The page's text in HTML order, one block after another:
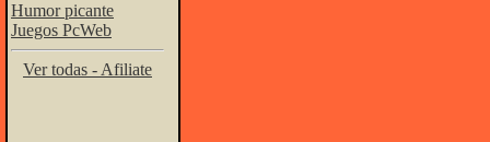
Humor picante
Juegos PcWeb
Ver todas - Afiliate